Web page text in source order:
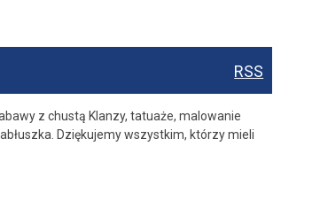
RSS
z chustą Klanzy, tatuaże, malowanie
Dziękujemy wszystkim, którzy mieli